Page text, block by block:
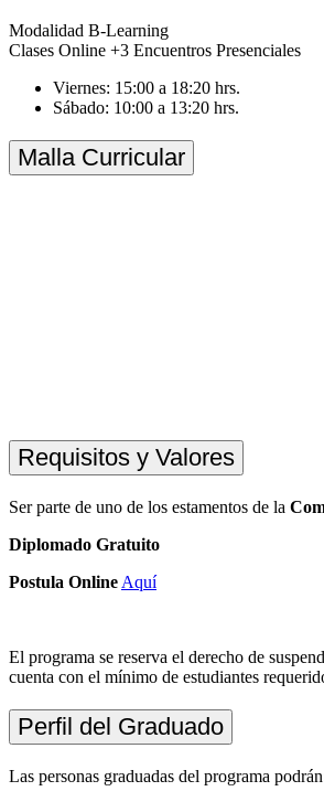
Modalidad B-Learning
Clases Online +3 Encuentros Presenciales
Viernes: 15:00 a 18:20 hrs.
Sábado: 10:00 a 13:20 hrs.
Malla Curricular
Requisitos y Valores
Ser parte de uno de los estamentos de la
Diplomado Gratuito
Postula Online Aquí
El programa se reserva el derecho de
cuenta con el mínimo de estudiantes
Perfil del Graduado
Las personas graduadas del programa